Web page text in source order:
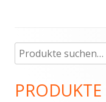
Haupt-
Seitenleiste
Suche
nach:
PRODUKTE